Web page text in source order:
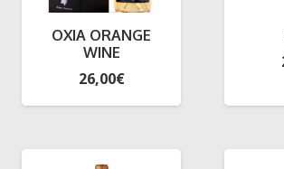
OXIA ORANGE
WINE
26,00€